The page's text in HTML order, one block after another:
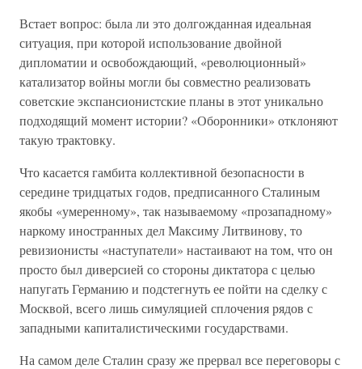
Встает вопрос: была ли это долгожданная идеальная
ситуация, при которой использование двойной
дипломатии и освобождающий, «революционный»
катализатор войны могли бы совместно реализовать
советские экспансионистские планы в этот уникально
подходящий момент истории? «Оборонники» отклоняют
такую трактовку.
Что касается гамбита коллективной безопасности в
середине тридцатых годов, предписанного Сталиным
якобы «умеренному», так называемому «прозападному»
наркому иностранных дел Максиму Литвинову, то
ревизионисты «наступатели» настаивают на том, что он
просто был диверсией со стороны диктатора с целью
напугать Германию и подстегнуть ее пойти на сделку с
Москвой, всего лишь симуляцией сплочения рядов с
западными капиталистическими государствами.
На самом деле Сталин сразу же прервал все переговоры с